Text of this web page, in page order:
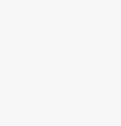
signaux en